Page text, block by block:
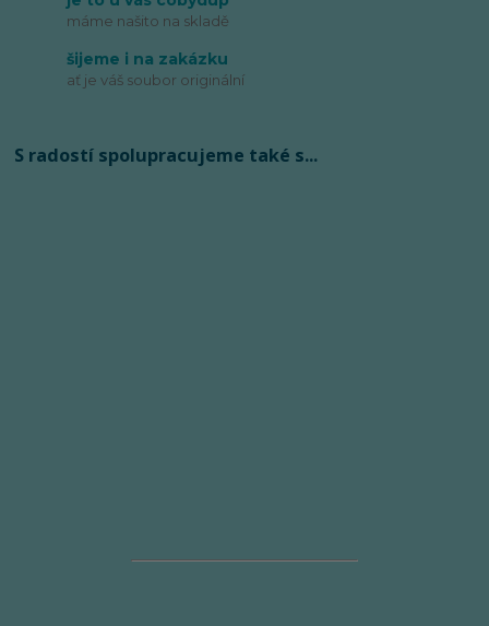
máme našito na skladě
šijeme i na zakázku
ať je váš soubor originální
S radostí spolupracujeme také s...